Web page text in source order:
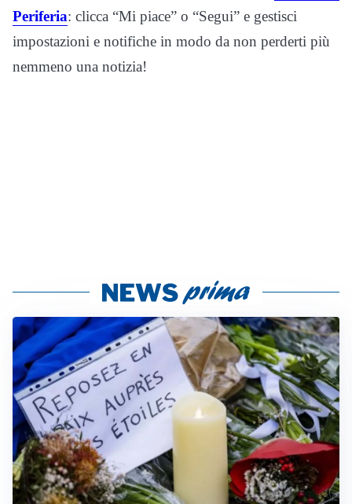
Periferia: clicca “Mi piace” o “Segui” e gestisci
impostazioni e notifiche in modo da non perderti più
nemmeno una notizia!